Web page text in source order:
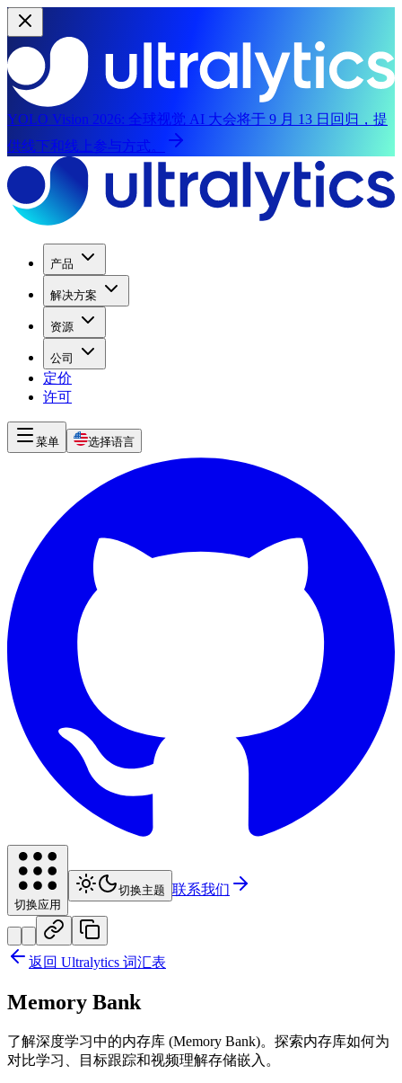
YOLO Vision 2026: 全球视觉 AI 大会将于 9 月 13 日回归，提
供线下和线上参与方式。
产品
解决方案
资源
公司
定价
许可
菜单 选择语言
切换应用
切换主题 联系我们
返回 Ultralytics 词汇表
Memory Bank
了解深度学习中的内存库 (Memory Bank)。探索内存库如何为
对比学习、目标跟踪和视频理解存储嵌入。